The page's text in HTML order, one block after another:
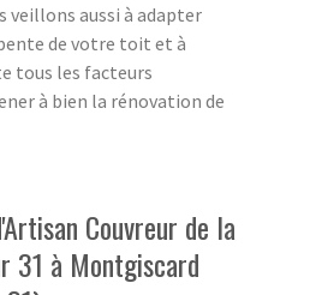
veillons aussi à adapter
de votre toit et à
tous les facteurs
à bien la rénovation de
Couvreur de la
31 à Montgiscard